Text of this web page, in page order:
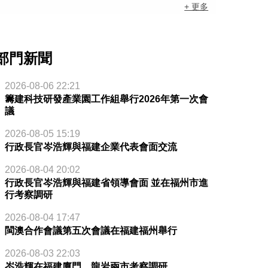
+ 更多
門新聞
2026-08-06 22:21
籌建科技研發產業園工作組舉行2026年第一次會
議
2026-08-05 15:19
行政長官岑浩輝與福建企業代表會面交流
2026-08-04 20:02
行政長官岑浩輝與福建省領導會面 並在福州市進
行考察調研
2026-08-04 17:47
閩澳合作會議第五次會議在福建福州舉行
2026-08-03 22:03